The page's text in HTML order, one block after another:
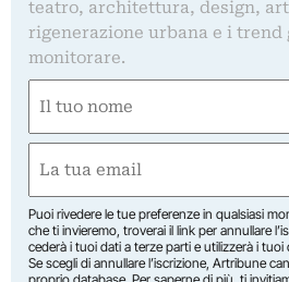
teatro, architettura, design,
rigenerazione urbana e i trend
monitorare.
(Required)
First
(Required)
Puoi rivedere le tue preferenze in qualsiasi
che ti invieremo, troverai il link per annullare
cederà i tuoi dati a terze parti e utilizzerà i
Se scegli di annullare l’iscrizione, Artribune